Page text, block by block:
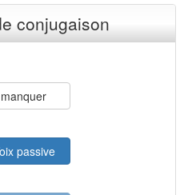
conjugaison
passive